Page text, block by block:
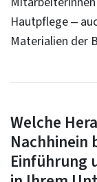
Hautpflege –
Materialien der
Welche
Nachhinein
Einführung